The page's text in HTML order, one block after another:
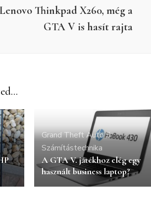
Lenovo Thinkpad X260, még a
GTA V is hasít rajta
Grand Theft Auto 5
Számítástechnika
A GTA V. játékhoz elég egy
használt business laptop?